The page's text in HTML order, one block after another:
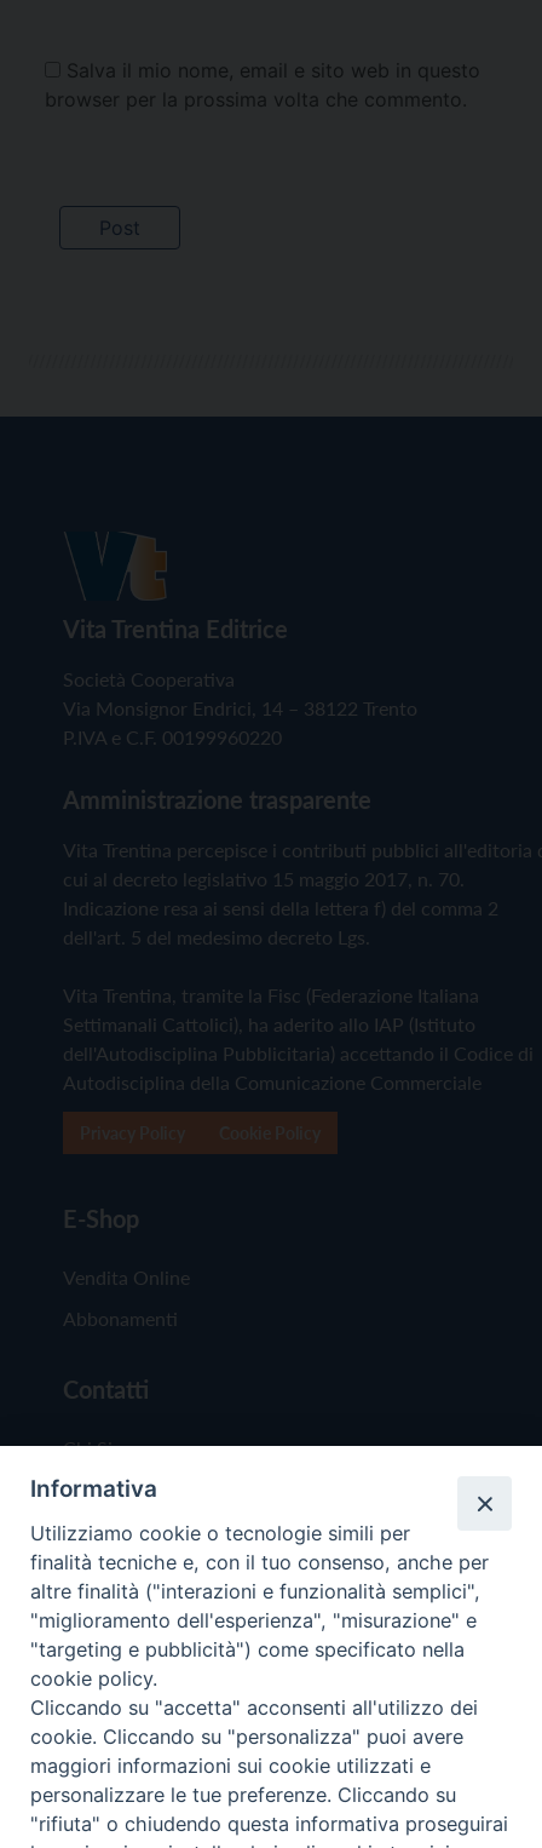
Salva il mio nome, email e sito web in questo
browser per la prossima volta che commento.
Vita Trentina Editrice
Società Cooperativa
Via Monsignor Endrici, 14 – 38122 Trento
P.IVA e C.F. 00199960220
Amministrazione trasparente
Vita Trentina percepisce i contributi pubblici all'editoria
cui al decreto legislativo 15 maggio 2017, n. 70.
Indicazione resa ai sensi della lettera f) del comma 2
dell'art. 5 del medesimo decreto Lgs.
Vita Trentina, tramite la Fisc (Federazione Italiana
Settimanali Cattolici), ha aderito allo IAP (Istituto
dell'Autodisciplina Pubblicitaria) accettando il Codice di
Autodisciplina della Comunicazione Commerciale
E-Shop
Vendita Online
Abbonamenti
Contatti
Chi Siamo
Redazione
Scrivici
Copyright © 2019 - Tutti i diritti riservati - Vita
Trentina Editrice
Privacy Policy
Torna
Informativa
Utilizziamo cookie o tecnologie simili per
finalità tecniche e, con il tuo consenso, anche per
altre finalità ("interazioni e funzionalità semplici",
"miglioramento dell'esperienza", "misurazione" e
"targeting e pubblicità") come specificato nella
cookie policy.
Cliccando su "accetta" acconsenti all'utilizzo dei
cookie. Cliccando su "personalizza" puoi avere
maggiori informazioni sui cookie utilizzati e
personalizzare le tue preferenze. Cliccando su
"rifiuta" o chiudendo questa informativa proseguirai